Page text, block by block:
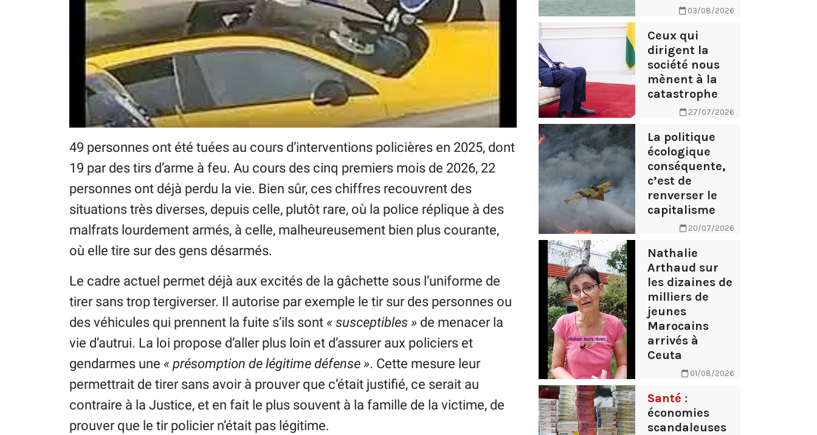
49 personnes ont été tuées au cours d’interventions policières en 2025, dont
19 par des tirs d’arme à feu. Au cours des cinq premiers mois de 2026, 22
personnes ont déjà perdu la vie. Bien sûr, ces chiffres recouvrent des
situations très diverses, depuis celle, plutôt rare, où la police réplique à des
malfrats lourdement armés, à celle, malheureusement bien plus courante,
où elle tire sur des gens désarmés.
Le cadre actuel permet déjà aux excités de la gâchette sous l’uniforme de
tirer sans trop tergiverser. Il autorise par exemple le tir sur des personnes ou
des véhicules qui prennent la fuite s’ils sont « susceptibles » de menacer la
vie d’autrui. La loi propose d’aller plus loin et d’assurer aux policiers et
gendarmes une « présomption de légitime défense ». Cette mesure leur
permettrait de tirer sans avoir à prouver que c’était justifié, ce serait au
contraire à la Justice, et en fait le plus souvent à la famille de la victime, de
prouver que le tir policier n’était pas légitime.
03/08/2026
Ceux qui
dirigent la
société nous
mènent à la
catastrophe
27/07/2026
La politique
écologique
conséquente,
c’est de
renverser le
capitalisme
20/07/2026
Nathalie
Arthaud sur
les dizaines de
milliers de
jeunes
Marocains
arrivés à
Ceuta
01/08/2026
Santé :
économies
scandaleuses